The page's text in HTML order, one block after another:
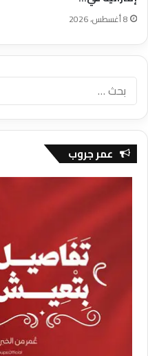
8 أغسطس، 2026
عمر جروب